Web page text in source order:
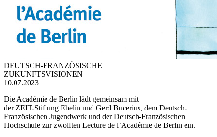
DEUTSCH-FRANZÖSISCHE
ZUKUNFTSVISIONEN
10.07.2023
Die Académie de Berlin lädt gemeinsam mit
der ZEIT-Stiftung Ebelin und Gerd Bucerius, dem Deutsch-
Französischen Jugendwerk und der Deutsch-Französischen
Hochschule zur zwölften Lecture de l’Académie de Berlin ein.